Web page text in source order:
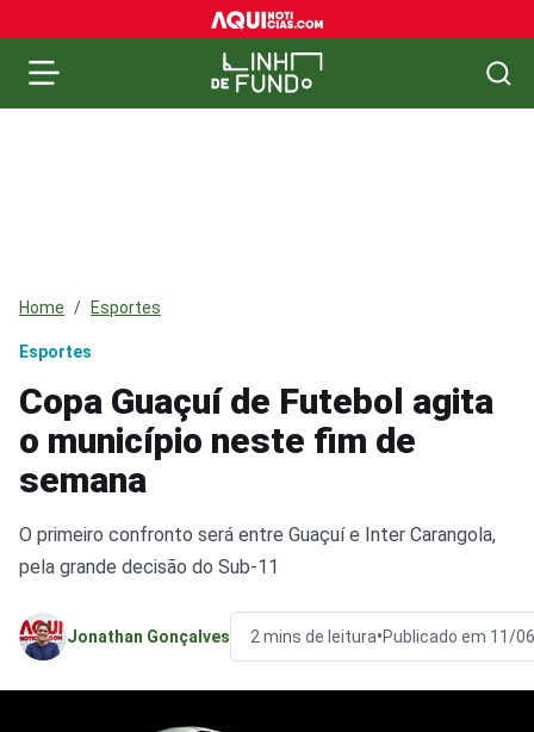
Home Esportes
Esportes
Copa Guaçuí de Futebol agita
o município neste fim de
semana
O primeiro confronto será entre Guaçuí e Inter Carangola,
pela grande decisão do Sub-11
Jonathan Gonçalves 2 mins de leitura•Publicado em 11/